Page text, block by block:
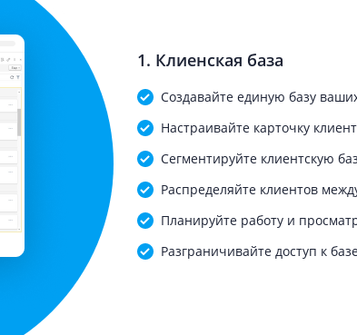
1. Клиенская база
Создавайте единую базу
Настраивайте карточку
Сегментируйте клиентскую
Распределяйте клиентов
Планируйте работу и
Разграничивайте доступ к